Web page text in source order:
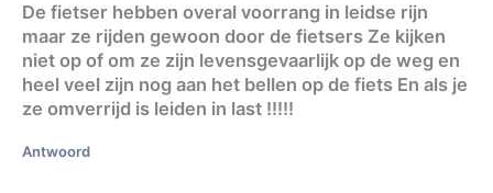
De fietser hebben overal voorrang in leidse rijn
maar ze rijden gewoon door de fietsers Ze kijken
niet op of om ze zijn levensgevaarlijk op de weg en
heel veel zijn nog aan het bellen op de fiets En als je
ze omverrijd is leiden in last !!!!!
Antwoord